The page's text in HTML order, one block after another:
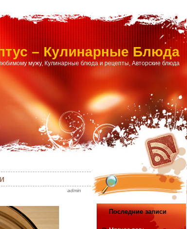
– Кулинарные Блюда
мужу, Кулинарные блюда и рецепты, Авторские блюда
admin
Последние записи